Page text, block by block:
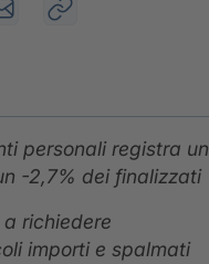
personali registra un
-2,7% dei finalizzati
richiedere
importi e spalmati